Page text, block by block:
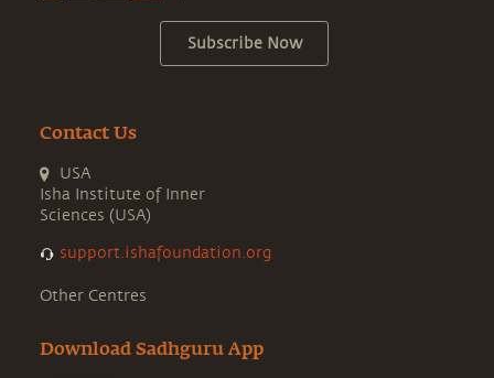
Subscribe Now
Contact Us
USA
Isha Institute of Inner
Sciences (USA)
support.ishafoundation.org
Other Centres
Download Sadhguru App